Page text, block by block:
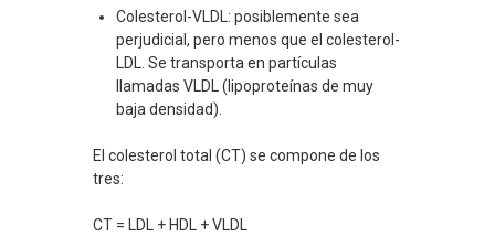
Colesterol-VLDL: posiblemente sea
perjudicial, pero menos que el colesterol-
LDL. Se transporta en partículas
llamadas VLDL (lipoproteínas de muy
baja densidad).
El colesterol total (CT) se compone de los
tres:
CT = LDL + HDL + VLDL